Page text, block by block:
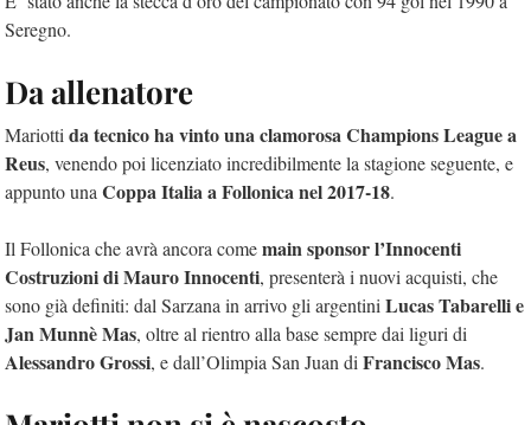
Seregno.
Da allenatore
Mariottida tecnico ha vinto una clamorosa Champions League a
Reus, venendo poi licenziato incredibilmente la stagione seguente, e
appunto unaCoppa Italia a Follonica nel 2017-18.
Il Follonica che avrà ancora comemain sponsor l’Innocenti
Costruzioni di Mauro Innocenti, presenterà i nuovi acquisti, che
sono già definiti: dal Sarzana in arrivo gli argentiniLucas Tabarelli e
Jan Munnè Mas, oltre al rientro alla base sempre dai liguri di
Alessandro Grossi, e dall’Olimpia San Juan diFrancisco Mas.